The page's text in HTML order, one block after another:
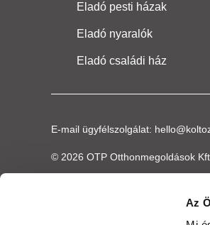
Az
Eladó pesti házak
Eladó nyaralók
Eladó családi ház
E-mail ügyfélszolgálat:
© 2026 OTP Otthonmegoldások Kft.